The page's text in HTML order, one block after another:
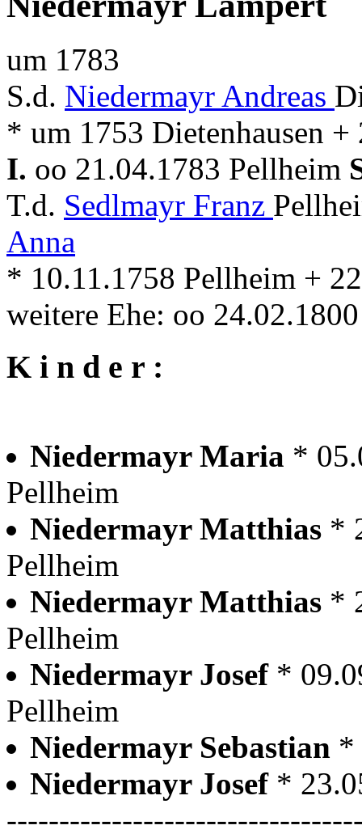
um 1783
S.d. Niedermayr Andreas
* um 1753 Dietenhausen
I. oo 21.04.1783 Pellheim
T.d. Sedlmayr Franz
Anna
* 10.11.1758 Pellheim +
weitere Ehe: oo
K i n d e r :
Niedermayr Maria *
Pellheim
Niedermayr Matthias *
Pellheim
Niedermayr Matthias *
Pellheim
Niedermayr Josef *
Pellheim
Niedermayr Sebastian *
Niedermayr Josef *